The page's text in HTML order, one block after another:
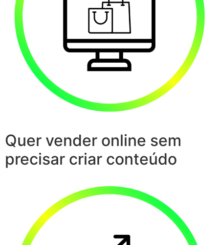
Quer vender online sem
precisar criar conteúdo